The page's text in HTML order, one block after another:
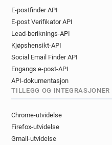
E-postfinder API
E-post Verifikator API
Lead-beriknings-API
Kjøpshensikt-API
Social Email Finder API
Engangs e-post-API
API-dokumentasjon
TILLEGG OG INTEGRASJONER
Chrome-utvidelse
Firefox-utvidelse
Gmail-utvidelse